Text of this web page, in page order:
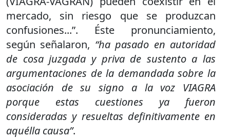
mercado, sin riesgo que se produzcan
confusiones...”. Éste pronunciamiento,
según señalaron, “ha pasado en autoridad
de cosa juzgada y priva de sustento a las
argumentaciones de la demandada sobre la
asociación de su signo a la voz VIAGRA
porque estas cuestiones ya fueron
consideradas y resueltas definitivamente en
aquélla causa”.